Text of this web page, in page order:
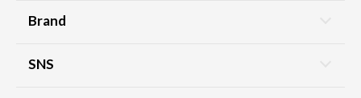
Brand
SNS